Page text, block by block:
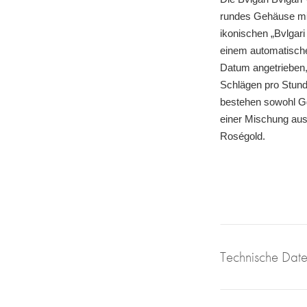
rundes Gehäuse
ikonischen
einem
Datum
Schlägen pro
bestehen sowohl
einer Mischung
Roségold.
Technische